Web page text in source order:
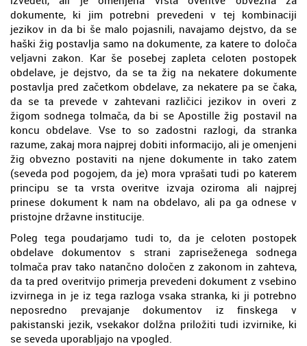
dokumente, ki jim potrebni prevedeni v tej kombinaciji
jezikov in da bi še malo pojasnili, navajamo dejstvo, da se
haški žig postavlja samo na dokumente, za katere to določa
veljavni zakon. Kar še posebej zapleta celoten postopek
obdelave, je dejstvo, da se ta žig na nekatere dokumente
postavlja pred začetkom obdelave, za nekatere pa se čaka,
da se ta prevede v zahtevani različici jezikov in overi z
žigom sodnega tolmača, da bi se Apostille žig postavil na
koncu obdelave. Vse to so zadostni razlogi, da stranka
razume, zakaj mora najprej dobiti informacijo, ali je omenjeni
žig obvezno postaviti na njene dokumente in tako zatem
(seveda pod pogojem, da je) mora vprašati tudi po katerem
principu se ta vrsta overitve izvaja oziroma ali najprej
prinese dokument k nam na obdelavo, ali pa ga odnese v
pristojne državne institucije.
Poleg tega poudarjamo tudi to, da je celoten postopek
obdelave dokumentov s strani zapriseženega sodnega
tolmača prav tako natančno določen z zakonom in zahteva,
da ta pred overitvijo primerja prevedeni dokument z vsebino
izvirnega in je iz tega razloga vsaka stranka, ki ji potrebno
neposredno prevajanje dokumentov iz finskega v
pakistanski jezik, vsekakor dolžna priložiti tudi izvirnike, ki
se seveda uporabljajo na vpogled.